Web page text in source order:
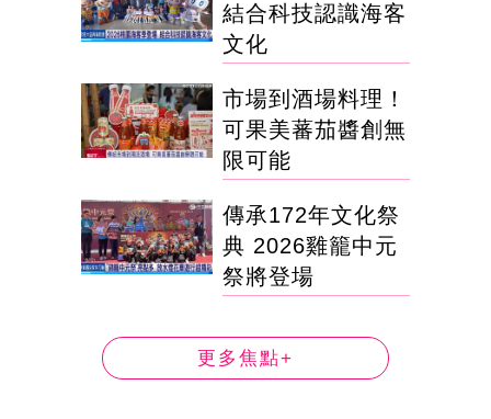
結合科技認識海客
文化
市場到酒場料理！
可果美蕃茄醬創無
限可能
傳承172年文化祭
典 2026雞籠中元
祭將登場
更多焦點+